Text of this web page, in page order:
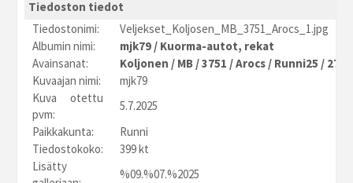
Tiedoston tiedot
Tiedostonimi:
Veljekset_Koljosen_MB_3751_Arocs_1.jpg
Albumin nimi:
mjk79 / Kuorma-autot, rekat
Avainsanat:
Koljonen / MB /3751 /Arocs / Runni25 / 27
Kuvaajan nimi:
mjk79
Kuva otettu
pvm:
5.7.2025
Paikkakunta:
Runni
Tiedostokoko:
399 kt
Lisätty
%09.%07.%2025